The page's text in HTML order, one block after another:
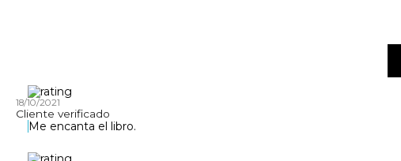
18/10/2021
Cliente verificado
Me encanta el libro.